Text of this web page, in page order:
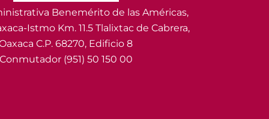
Benemérito de las Américas,
Istmo Km. 11.5 Tlalixtac de Cabrera,
C.P. 68270, Edificio 8
(951) 50 150 00